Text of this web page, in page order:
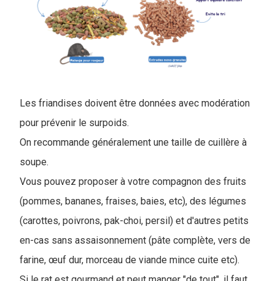
Les friandises doivent être données avec modération
pour prévenir le surpoids.
On recommande généralement une taille de cuillère à
soupe.
Vous pouvez proposer à votre compagnon des fruits
(pommes, bananes, fraises, baies, etc), des légumes
(carottes, poivrons, pak-choi, persil) et d'autres petits
en-cas sans assaisonnement (pâte complète, vers de
farine, œuf dur, morceau de viande mince cuite etc).